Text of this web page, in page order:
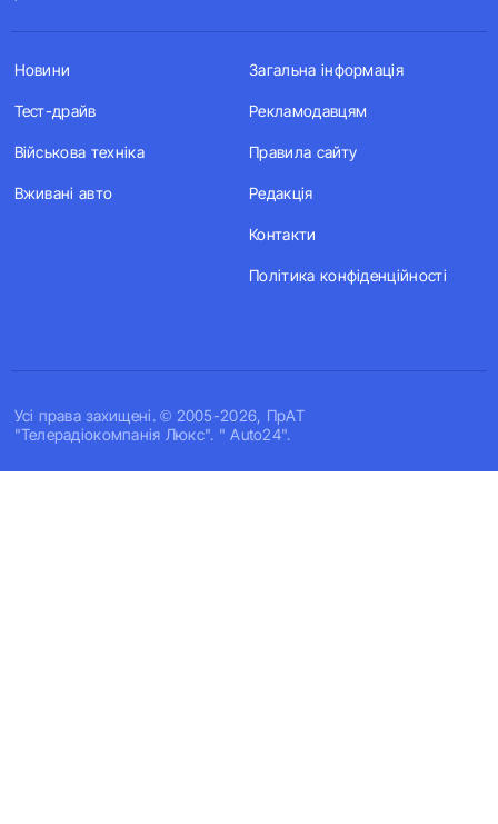
Усi права захищенi. © 2005-2026, ПрАТ
"Телерадіокомпанія Люкс". " Auto24".
Новини
Тест-драйв
Військова техніка
Вживані авто
Загальна інформація
Рекламодавцям
Правила сайту
Редакція
Контакти
Політика конфіденційності